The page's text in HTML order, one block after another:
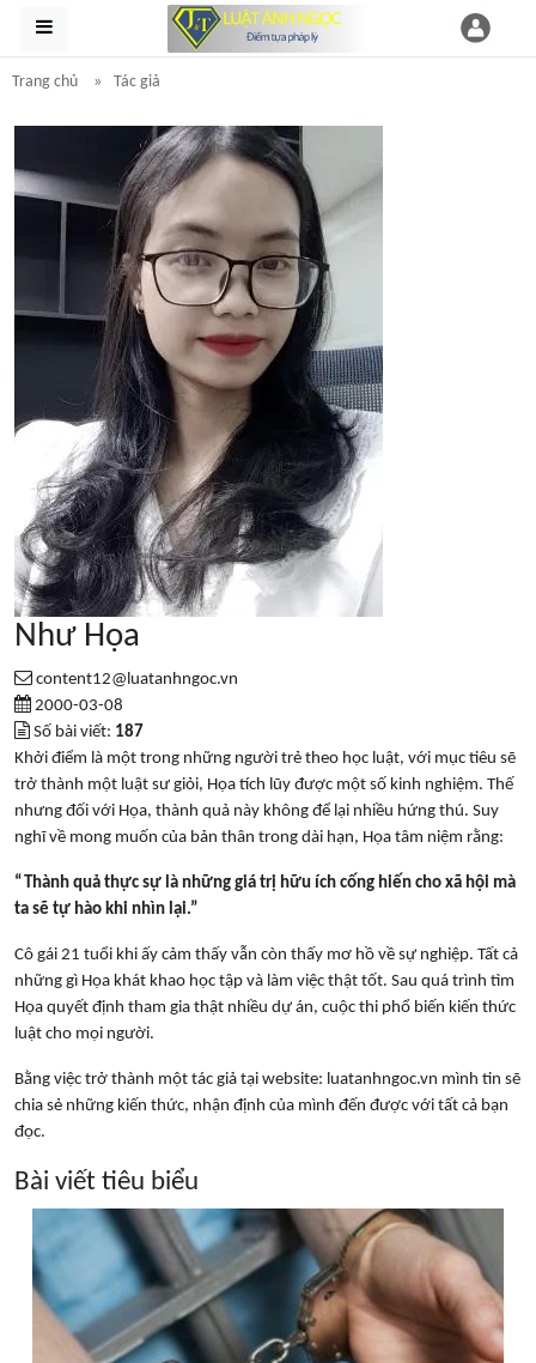
Trang chủ Tác giả
Như Họa
content12@luatanhngoc.vn
2000-03-08
Số bài viết: 187
Khởi điểm là một trong những người trẻ theo học luật, với mục tiêu sẽ
trở thành một luật sư giỏi, Họa tích lũy được một số kinh nghiệm. Thế
nhưng đối với Họa, thành quả này không để lại nhiều hứng thú. Suy
nghĩ về mong muốn của bản thân trong dài hạn, Họa tâm niệm rằng:
“Thành quả thực sự là những giá trị hữu ích cống hiến cho xã hội mà
ta sẽ tự hào khi nhìn lại.”
Cô gái 21 tuổi khi ấy cảm thấy vẫn còn thấy mơ hồ về sự nghiệp. Tất cả
những gì Họa khát khao học tập và làm việc thật tốt. Sau quá trình tìm
Họa quyết định tham gia thật nhiều dự án, cuộc thi phổ biến kiến thức
luật cho mọi người.
Bằng việc trở thành một tác giả tại website: luatanhngoc.vn mình tin sẽ
chia sẻ những kiến thức, nhận định của mình đến được với tất cả bạn
đọc.
Bài viết tiêu biểu